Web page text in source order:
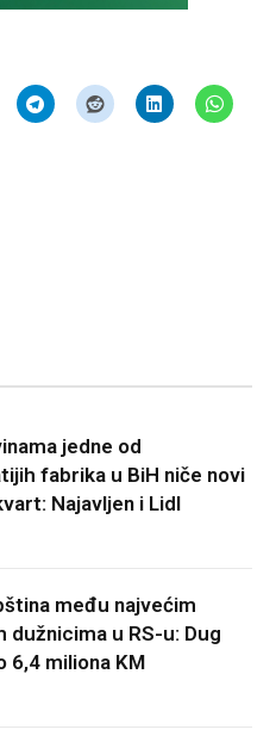
jedne od
fabrika u BiH niče novi
Najavljen i Lidl
među najvećim
dužnicima u RS-u: Dug
6,4 miliona KM